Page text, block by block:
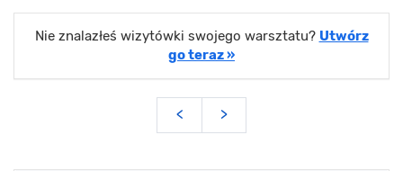
Nie znalazłeś wizytówki swojego warsztatu? Utwórz
go teraz »
< >